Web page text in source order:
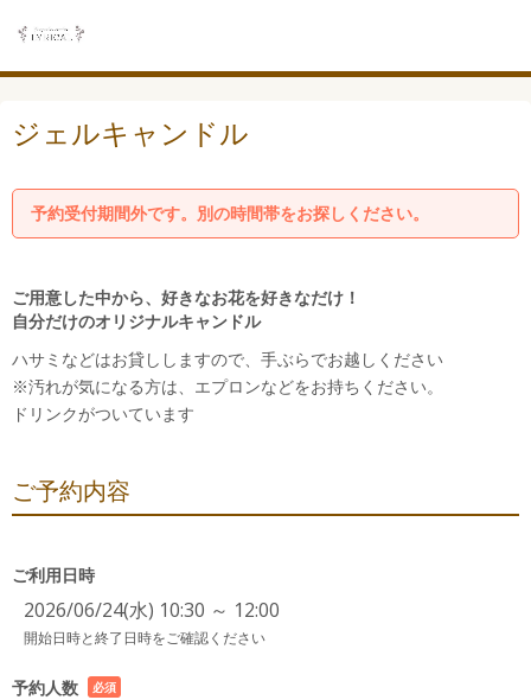
ジェルキャンドル
予約受付期間外です。別の時間帯をお探しください。
ご用意した中から、好きなお花を好きなだけ！
自分だけのオリジナルキャンドル
ハサミなどはお貸ししますので、手ぶらでお越しください
※汚れが気になる方は、エプロンなどをお持ちください。
ドリンクがついています
ご予約内容
ご利用日時
2026/06/24(水) 10:30 ～ 12:00
開始日時と終了日時をご確認ください
予約人数
必須